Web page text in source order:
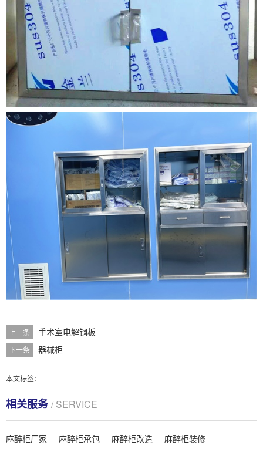
上一条 手术室电解钢板
下一条 器械柜
本文标签：
相关服务/ SERVICE
麻醉柜厂家 麻醉柜承包 麻醉柜改造 麻醉柜装修